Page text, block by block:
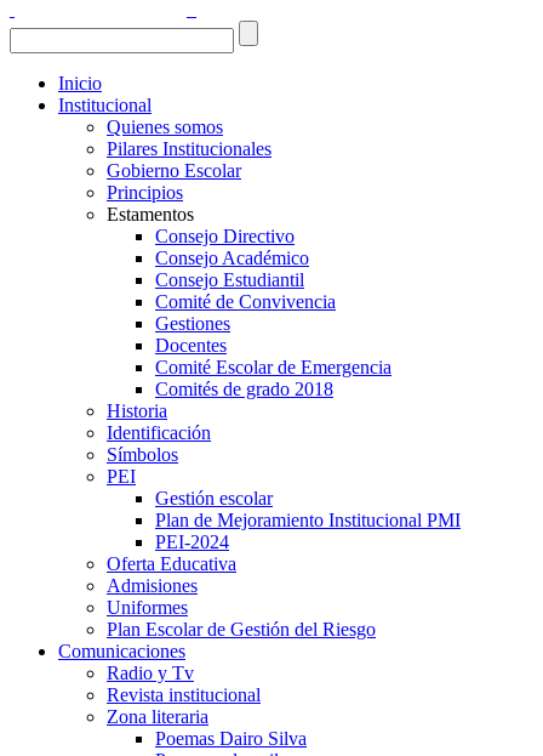
Inicio
Institucional
Quienes somos
Pilares Institucionales
Gobierno Escolar
Principios
Estamentos
Consejo Directivo
Consejo Académico
Consejo Estudiantil
Comité de Convivencia
Gestiones
Docentes
Comité Escolar de Emergencia
Comités de grado 2018
Historia
Identificación
Símbolos
PEI
Gestión escolar
Plan de Mejoramiento Institucional PMI
PEI-2024
Oferta Educativa
Admisiones
Uniformes
Plan Escolar de Gestión del Riesgo
Comunicaciones
Radio y Tv
Revista institucional
Zona literaria
Poemas Dairo Silva